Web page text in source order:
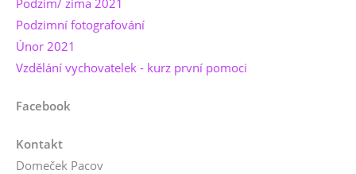
Podzim/ zima 2021
Podzimní fotografování
Únor 2021
Vzdělání vychovatelek - kurz první pomoci
Facebook
Kontakt
Domeček Pacov